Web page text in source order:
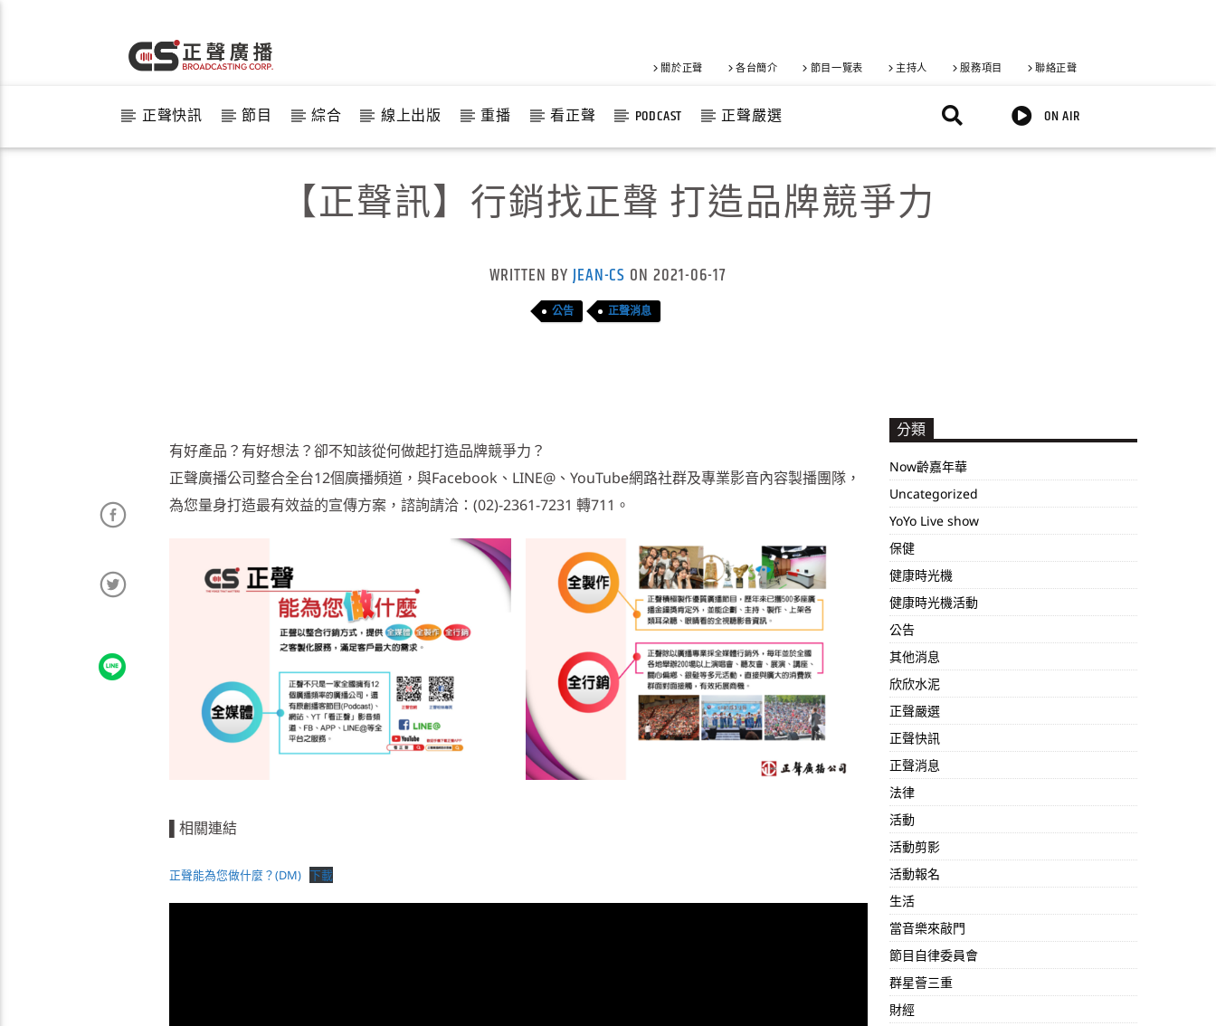
關於正聲 各台簡介 節目一覽表 主持人 服務項目 聯絡正聲
正聲快訊 節目 綜合 線上出版 重播 看正聲 PODCAST 正聲嚴選 ON AIR
【正聲訊】行銷找正聲 打造品牌競爭力
WRITTEN BY JEAN-CS ON 2021-06-17
公告 正聲消息
有好產品？有好想法？卻不知該從何做起打造品牌競爭力？
正聲廣播公司整合全台12個廣播頻道，與Facebook、LINE@、YouTube網路社群及專業影音內容製播團隊，
為您量身打造最有效益的宣傳方案，諮詢請洽：(02)-2361-7231 轉711。
▌相關連結
正聲能為您做什麼？(DM) 下載
分類
Now齡嘉年華
Uncategorized
YoYo Live show
保健
健康時光機
健康時光機活動
公告
其他消息
欣欣水泥
正聲嚴選
正聲快訊
正聲消息
法律
活動
活動剪影
活動報名
生活
當音樂來敲門
節目自律委員會
群星薈三重
財經